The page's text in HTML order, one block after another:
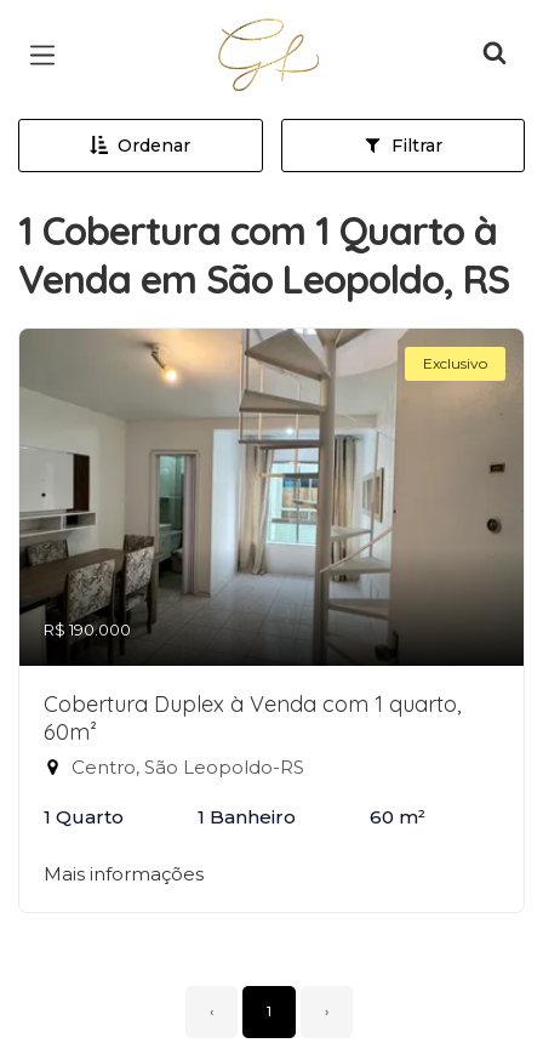
Página inicial
Ordenar Filtrar
1 Cobertura com 1 Quarto à
Venda em São Leopoldo, RS
Exclusivo
R$ 190.000
Cobertura Duplex à Venda com 1 quarto,
60m²
Centro, São Leopoldo-RS
1 Quarto 1 Banheiro 60 m²
Mais informações
‹ 1 ›